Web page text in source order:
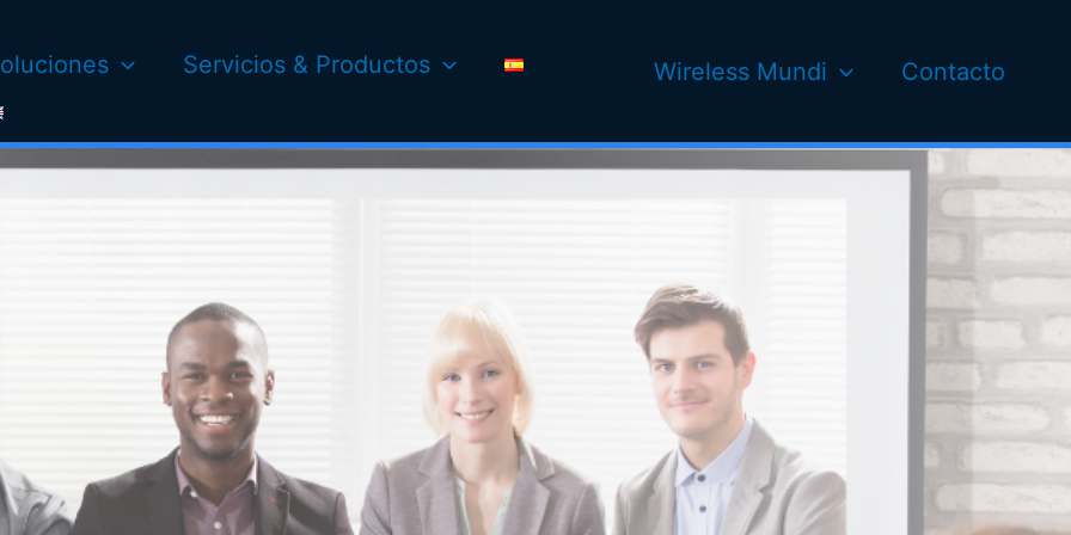
Servicios & Productos Wireless Mundi Contacto